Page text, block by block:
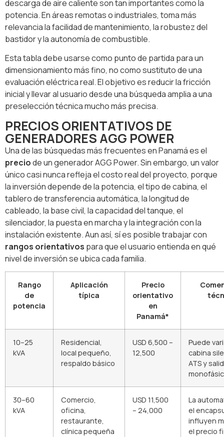
descarga de aire caliente son tan importantes como la
potencia. En áreas remotas o industriales, toma más
relevancia la facilidad de mantenimiento, la robustez del
bastidor y la autonomía de combustible.
Esta tabla debe usarse como punto de partida para un
dimensionamiento más fino, no como sustituto de una
evaluación eléctrica real. El objetivo es reducir la fricción
inicial y llevar al usuario desde una búsqueda amplia a una
preselección técnica mucho más precisa.
PRECIOS ORIENTATIVOS DE
GENERADORES AGG POWER
Una de las búsquedas más frecuentes en Panamá es el
preciode un generador AGG Power. Sin embargo, un valor
único casi nunca refleja el costo real del proyecto, porque
la inversión depende de la potencia, el tipo de cabina, el
tablero de transferencia automática, la longitud de
cableado, la base civil, la capacidad del tanque, el
silenciador, la puesta en marcha y la integración con la
instalación existente. Aun así, sí es posible trabajar con
rangos orientativos para que el usuario entienda en qué
nivel de inversión se ubica cada familia.
Rango
de
potencia
Aplicación
típica
Precio
orientativo
en
Panamá*
10–25
kVA
Residencial,
local pequeño,
respaldo básico
USD 6,500 –
12,500
Puede
cabina
ATS y
30–60
kVA
Comercio,
oficina,
restaurante,
clínica pequeña
USD 11,500
– 24,000
La
el
influyen
el precio